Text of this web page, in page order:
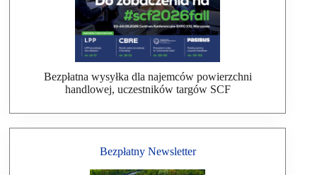
Bezpłatna wysyłka dla najemców powierzchni
handlowej, uczestników targów SCF
Bezpłatny Newsletter